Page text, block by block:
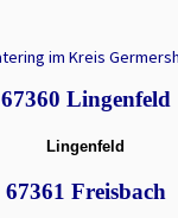
67360 Lingenfeld
Lingenfeld
67361 Freisbach